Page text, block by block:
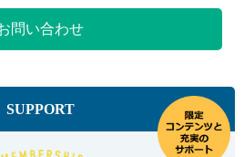
問い合わせ
SUPPORT